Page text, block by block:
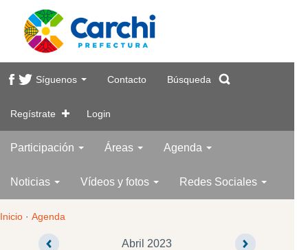
Síguenos Contacto Búsqueda
Regístrate Login
Participación Áreas Agenda
Noticias Vídeos y fotos Redes Sociales
Inicio · Agenda
Abril 2023